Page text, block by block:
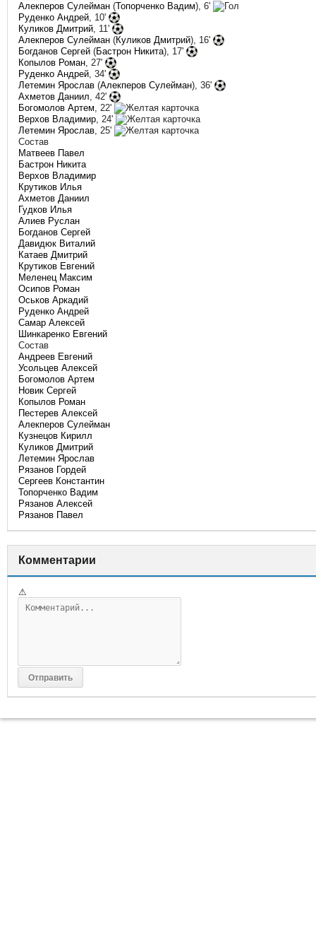
Алекперов Сулейман (Топорченко Вадим), 6'
Руденко Андрей, 10'
Куликов Дмитрий, 11'
Алекперов Сулейман (Куликов Дмитрий), 16'
Богданов Сергей (Бастрон Никита), 17'
Копылов Роман, 27'
Руденко Андрей, 34'
Летемин Ярослав (Алекперов Сулейман), 36'
Ахметов Даниил, 42'
Богомолов Артем, 22'
Верхов Владимир, 24'
Летемин Ярослав, 25'
Состав
Матвеев Павел
Бастрон Никита
Верхов Владимир
Крутиков Илья
Ахметов Даниил
Гудков Илья
Алиев Руслан
Богданов Сергей
Давидюк Виталий
Катаев Дмитрий
Крутиков Евгений
Меленец Максим
Осипов Роман
Оськов Аркадий
Руденко Андрей
Самар Алексей
Шинкаренко Евгений
Состав
Андреев Евгений
Усольцев Алексей
Богомолов Артем
Новик Сергей
Копылов Роман
Пестерев Алексей
Алекперов Сулейман
Кузнецов Кирилл
Куликов Дмитрий
Летемин Ярослав
Рязанов Гордей
Сергеев Константин
Топорченко Вадим
Рязанов Алексей
Рязанов Павел
Комментарии
⚠